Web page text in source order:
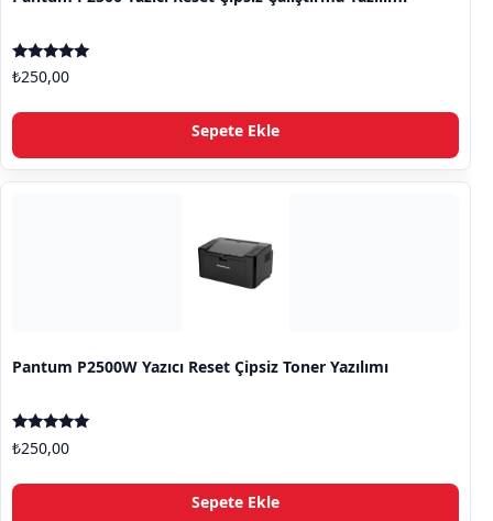
5 üzerinden
5.00
₺250,00
Sepete Ekle
Pantum P2500W Yazıcı Reset Çipsiz Toner Yazılımı
5 üzerinden
5.00
₺250,00
Sepete Ekle